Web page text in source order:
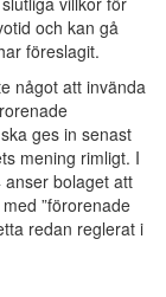
och kan gå
föreslagit.
något att invända
ges in senast
mening rimligt. I
anser bolaget att
”förorenade
redan reglerat i